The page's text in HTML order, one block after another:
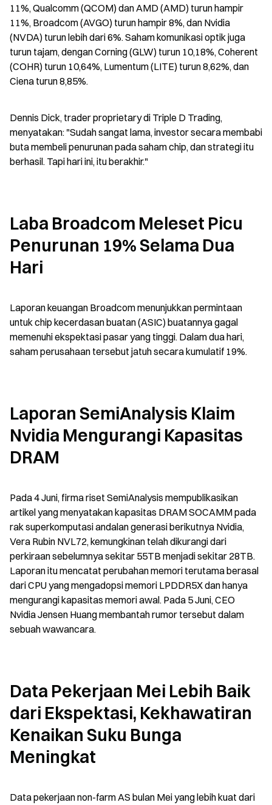
11%, Qualcomm (QCOM) dan AMD (AMD) turun hampir
11%, Broadcom (AVGO) turun hampir 8%, dan Nvidia
(NVDA) turun lebih dari 6%. Saham komunikasi optik juga
turun tajam, dengan Corning (GLW) turun 10,18%, Coherent
(COHR) turun 10,64%, Lumentum (LITE) turun 8,62%, dan
Ciena turun 8,85%.
Dennis Dick, trader proprietary di Triple D Trading,
menyatakan: "Sudah sangat lama, investor secara membabi
buta membeli penurunan pada saham chip, dan strategi itu
berhasil. Tapi hari ini, itu berakhir."
Laba Broadcom Meleset Picu
Penurunan 19% Selama Dua
Hari
Laporan keuangan Broadcom menunjukkan permintaan
untuk chip kecerdasan buatan (ASIC) buatannya gagal
memenuhi ekspektasi pasar yang tinggi. Dalam dua hari,
saham perusahaan tersebut jatuh secara kumulatif 19%.
Laporan SemiAnalysis Klaim
Nvidia Mengurangi Kapasitas
DRAM
Pada 4 Juni, firma riset SemiAnalysis mempublikasikan
artikel yang menyatakan kapasitas DRAM SOCAMM pada
rak superkomputasi andalan generasi berikutnya Nvidia,
Vera Rubin NVL72, kemungkinan telah dikurangi dari
perkiraan sebelumnya sekitar 55TB menjadi sekitar 28TB.
Laporan itu mencatat perubahan memori terutama berasal
dari CPU yang mengadopsi memori LPDDR5X dan hanya
mengurangi kapasitas memori awal. Pada 5 Juni, CEO
Nvidia Jensen Huang membantah rumor tersebut dalam
sebuah wawancara.
Data Pekerjaan Mei Lebih Baik
dari Ekspektasi, Kekhawatiran
Kenaikan Suku Bunga
Meningkat
Data pekerjaan non-farm AS bulan Mei yang lebih kuat dari